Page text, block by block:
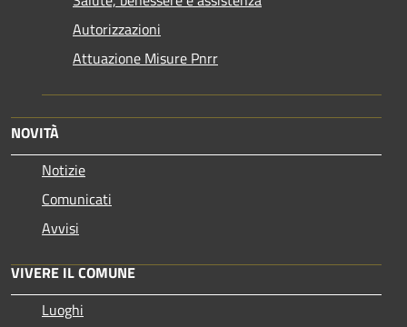
Autorizzazioni
Attuazione Misure Pnrr
NOVITÀ
Notizie
Comunicati
Avvisi
VIVERE IL COMUNE
Luoghi